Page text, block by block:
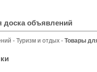
доска объявлений
- Туризм и отдых - Товары